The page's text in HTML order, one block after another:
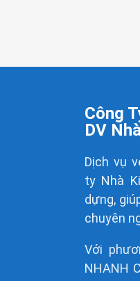
Công
DV
Dịch vụ
ty Nhà
dựng,
chuyên
Với
NHANH